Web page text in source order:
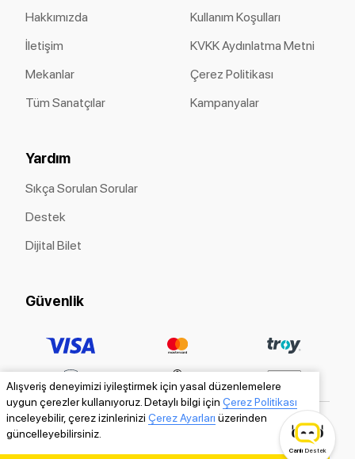
Alışveriş deneyimizi iyileştirmek için yasal düzenlemelere
uygun çerezler kullanıyoruz. Detaylı bilgi için Çerez Politikası
inceleyebilir, çerez izinlerinizi Çerez Ayarları üzerinden
güncelleyebilirsiniz.
Hakkımızda
İletişim
Mekanlar
Tüm Sanatçılar
Kullanım Koşulları
KVKK Aydınlatma Metni
Çerez Politikası
Kampanyalar
Yardım
Sıkça Sorulan Sorular
Destek
Dijital Bilet
Güvenlik
Canlı Destek